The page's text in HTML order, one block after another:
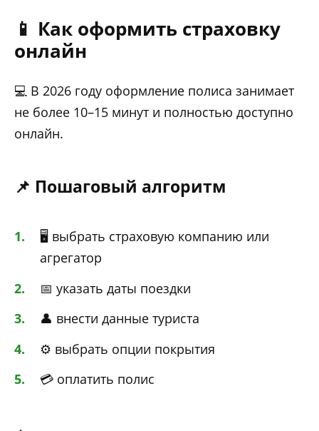
📱 Как оформить страховку
онлайн
💻 В 2026 году оформление полиса занимает
не более 10–15 минут и полностью доступно
онлайн.
📌 Пошаговый алгоритм
🖥️ выбрать страховую компанию или
агрегатор
📅 указать даты поездки
👤 внести данные туриста
⚙️ выбрать опции покрытия
💳 оплатить полис